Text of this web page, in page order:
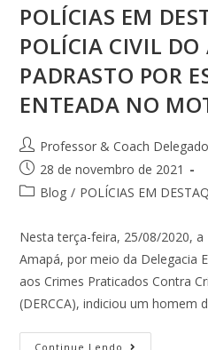
POLÍCIAS EM
POLÍCIA CIVIL
PADRASTO POR
ENTEADA NO
Professor & Coach
28 de novembro de 2021
Blog / POLÍCIAS EM
Nesta terça-feira, 25/08/2020, a
Amapá, por meio da Delegacia
aos Crimes Praticados Contra
(DERCCA), indiciou um homem
Continue Lendo